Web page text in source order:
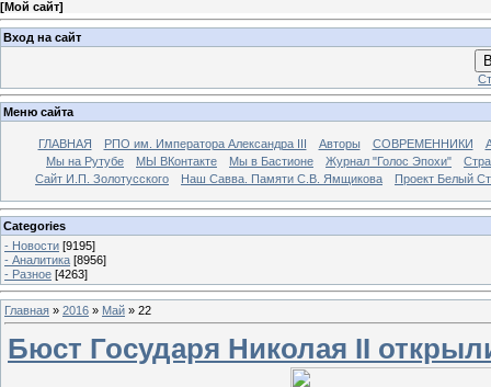
[Мой сайт]
Вход на сайт
Меню сайта
ГЛАВНАЯ РПО им. Императора Александра III Авторы СОВРЕМЕННИКИ
Мы на Рутубе
МЫ ВКонтакте Мы в Бастионе Журнал "Голос Эпохи"
Сайт И.П. Золотусского
Наш Савва. Памяти С.В. Ямщикова Проект Белый
Categories
- Новости [9195]
- Аналитика [8956]
- Разное [4263]
Главная » 2016 » Май » 22
Бюст Государя Николая II